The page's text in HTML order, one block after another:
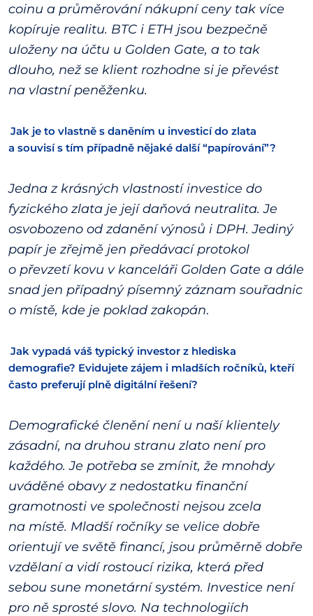
coinu a průměrování nákupní ceny tak více
kopíruje realitu. BTC i ETH jsou bezpečně
uloženy na účtu u Golden Gate, a to tak
dlouho, než se klient rozhodne si je převést
na vlastní peněženku.
Jak je to vlastně s daněním u investicí do zlata
a souvisí s tím případně nějaké další “papírování”?
Jedna z krásných vlastností investice do
fyzického zlata je její daňová neutralita. Je
osvobozeno od zdanění výnosů i DPH. Jediný
papír je zřejmě jen předávací protokol
o převzetí kovu v kanceláři Golden Gate a dále
snad jen případný písemný záznam souřadnic
o místě, kde je poklad zakopán.
Jak vypadá váš typický investor z hlediska
demografie? Evidujete zájem i mladších ročníků, kteří
často preferují plně digitální řešení?
Demografické členění není u naší klientely
zásadní, na druhou stranu zlato není pro
každého. Je potřeba se zmínit, že mnohdy
uváděné obavy z nedostatku finanční
gramotnosti ve společnosti nejsou zcela
na místě. Mladší ročníky se velice dobře
orientují ve světě financí, jsou průměrně dobře
vzdělaní a vidí rostoucí rizika, která před
sebou sune monetární systém. Investice není
pro ně sprosté slovo. Na technologiích